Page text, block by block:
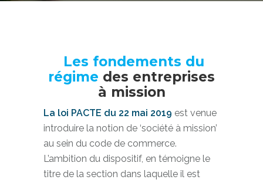
Les fondements du
régime des entreprises
à mission
La loi PACTE du 22 mai 2019 est venue
introduire la notion de ‘société à mission’
au sein du code de commerce.
L’ambition du dispositif, en témoigne le
titre de la section dans laquelle il est